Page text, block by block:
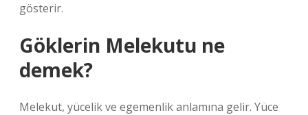
gösterir.
Göklerin Melekutu ne
demek?
Melekut, yücelik ve egemenlik anlamına gelir. Yüce